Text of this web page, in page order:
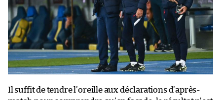
Il suffit de tendre l’oreille aux déclarations d’après-